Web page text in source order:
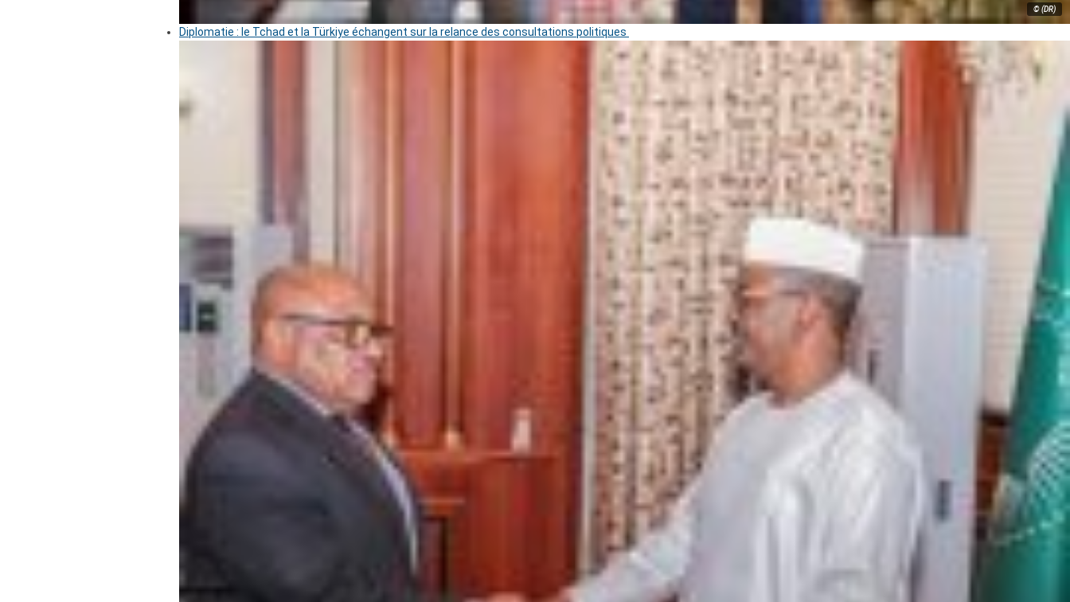
© (DR)
Diplomatie : le Tchad et la Türkiye échangent sur la relance des consultations politiques